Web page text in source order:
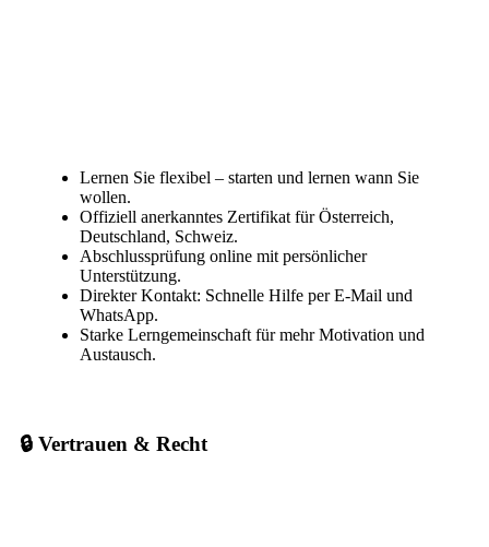
Lernen Sie flexibel – starten und lernen wann Sie
wollen.
Offiziell anerkanntes Zertifikat für Österreich,
Deutschland, Schweiz.
Abschlussprüfung online mit persönlicher
Unterstützung.
Direkter Kontakt: Schnelle Hilfe per E-Mail und
WhatsApp.
Starke Lerngemeinschaft für mehr Motivation und
Austausch.
🔒 Vertrauen & Recht